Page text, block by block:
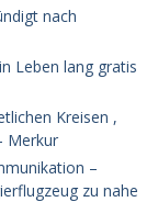
nach
Leben lang gratis
Kreisen ,
Merkur
–
zu nahe